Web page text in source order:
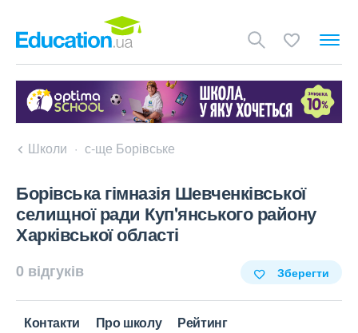
Школи с-ще Борівське
Борівська гімназія Шевченківської
селищної ради Куп'янського району
Харківської області
0 відгуків Зберегти
Контакти Про школу Рейтинг